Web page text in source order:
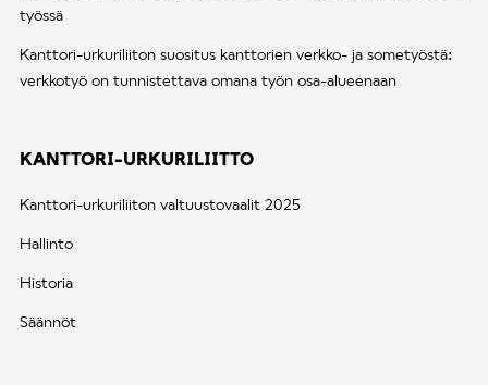
työssä
Kanttori-urkuriliiton suositus kanttorien verkko- ja sometyöstä:
verkkotyö on tunnistettava omana työn osa-alueenaan
KANTTORI-URKURILIITTO
Kanttori-urkuriliiton valtuustovaalit 2025
Hallinto
Historia
Säännöt